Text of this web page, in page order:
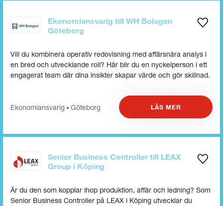
Ekonomiansvarig till WH Bolagen
Göteborg
Vill du kombinera operativ redovisning med affärsnära analys i
en bred och utvecklande roll? Här blir du en nyckelperson i ett
engagerat team där dina insikter skapar värde och gör skillnad.
Ekonomiansvarig • Göteborg LÄS MER
Senior Business Controller till LEAX
Group i Köping
Är du den som kopplar ihop produktion, affär och ledning? Som
Senior Business Controller på LEAX i Köping utvecklar du